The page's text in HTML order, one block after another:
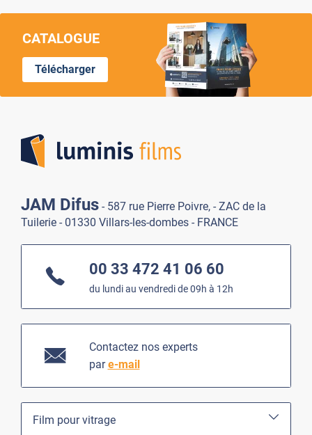
CATALOGUE
Télécharger
JAM Difus - 587 rue Pierre Poivre, - ZAC de la
Tuilerie - 01330 Villars-les-dombes - FRANCE
00 33 472 41 06 60
du lundi au vendredi de 09h à 12h
Contactez nos experts
pare-mail
Film pour vitrage